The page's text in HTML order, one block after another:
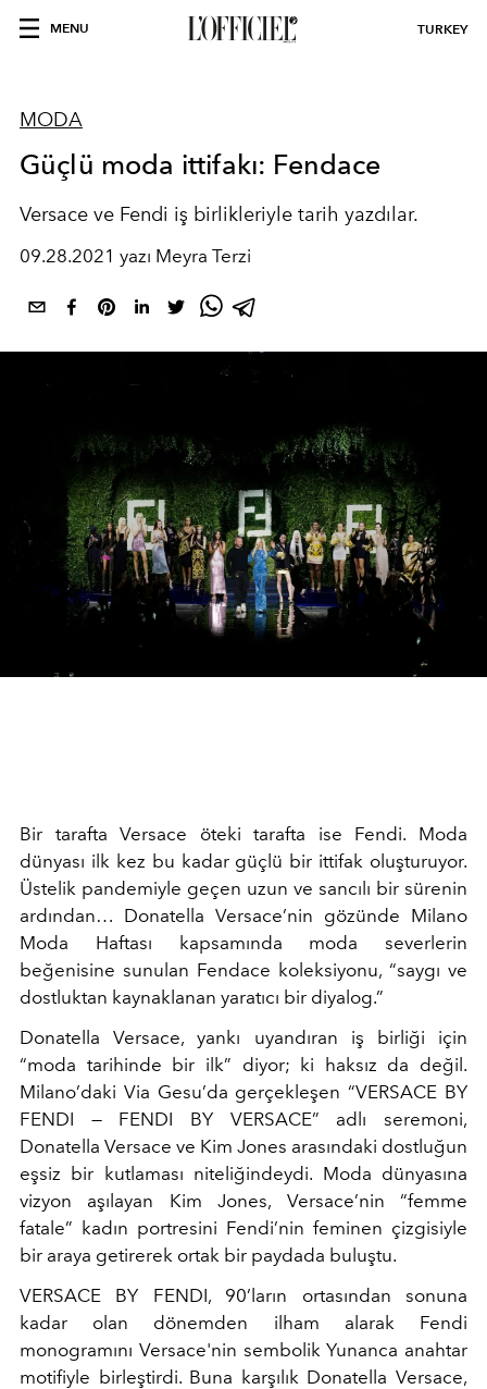
MENU TURKEY
MODA
Güçlü moda ittifakı: Fendace
Versace ve Fendi iş birlikleriyle tarih yazdılar.
09.28.2021 yazı Meyra Terzi
Bir tarafta Versace öteki tarafta ise Fendi. Moda
dünyası ilk kez bu kadar güçlü bir ittifak oluşturuyor.
Üstelik pandemiyle geçen uzun ve sancılı bir sürenin
ardından… Donatella Versace’nin gözünde Milano
Moda Haftası kapsamında moda severlerin
beğenisine sunulan Fendace koleksiyonu, “saygı ve
dostluktan kaynaklanan yaratıcı bir diyalog.”
Donatella Versace, yankı uyandıran iş birliği için
“moda tarihinde bir ilk” diyor; ki haksız da değil.
Milano’daki Via Gesu’da gerçekleşen “VERSACE BY
FENDI — FENDI BY VERSACE” adlı seremoni,
Donatella Versace ve Kim Jones arasındaki dostluğun
eşsiz bir kutlaması niteliğindeydi. Moda dünyasına
vizyon aşılayan Kim Jones, Versace’nin “femme
fatale” kadın portresini Fendi’nin feminen çizgisiyle
bir araya getirerek ortak bir paydada buluştu.
VERSACE BY FENDI, 90’ların ortasından sonuna
kadar olan dönemden ilham alarak Fendi
monogramını Versace'nin sembolik Yunanca anahtar
motifiyle birleştirdi. Buna karşılık Donatella Versace,